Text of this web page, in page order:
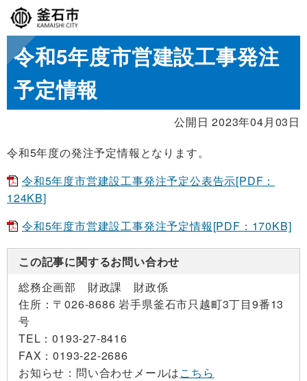
令和5年度市営建設工事発注
予定情報
公開日 2023年04月03日
令和5年度の発注予定情報となります。
令和5年度市営建設工事発注予定公表告示[PDF：
124KB]
令和5年度市営建設工事発注予定情報[PDF：170KB]
この記事に関するお問い合わせ
総務企画部 財政課 財政係
住所： 〒026-8686 岩手県釜石市只越町3丁目9番13
号
TEL：0193-27-8416
FAX：0193-22-2686
お知らせ： 問い合わせメールはこちら